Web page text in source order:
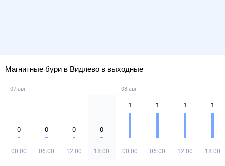
Магнитные бури в Видяево в выходные
07 авг
0
00:00
0
06:00
0
12:00
0
18:00
08 авг
1
00:00
1
06:00
1
12:00
1
18:00